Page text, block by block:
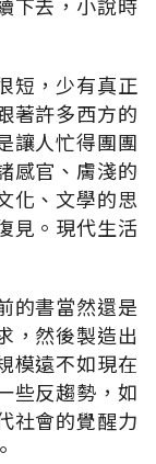
短，少有真正
著許多西方的
讓人忙得團團
感官、膚淺的
化、文學的思
見。現代生活
的書當然還是
，然後製造出
模遠不如現在
些反趨勢，如
社會的覺醒力